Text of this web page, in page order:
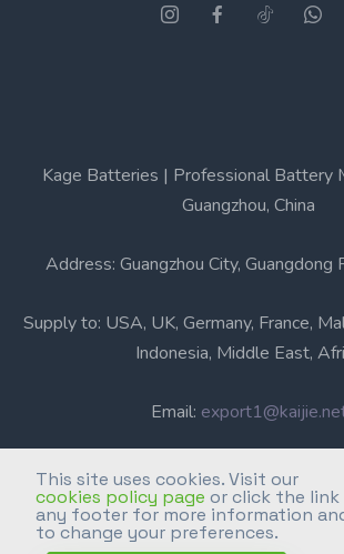
This site uses cookies. Visit our
cookies policy page or click the link
any footer for more information
to change your preferences.
Kage Batteries | Professional Battery
Guangzhou, China
Address: Guangzhou City, Guangdong
Supply to: USA, UK, Germany, France,
Indonesia, Middle East,
Email:
Phone: +86-20-6631
Professional Battery Manufacturer in